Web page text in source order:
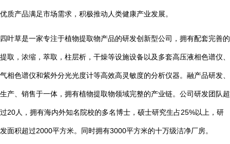
优质产品满足市场需求，积极推动人类健康产业发展。
四叶草是一家专注于植物提取物产品的研发创新型公司，拥有配套完善的
提取，浓缩，萃取，柱层析，干燥等设施设备以及多套高压液相色谱仪、
气相色谱仪和紫外分光光度计等高效高灵敏度的分析仪器。融产品研发、
生产、销售于一体，拥有植物提取物领域完整的产业链。公司研发团队超
过20人，拥有海内外知名院校的多名博士，硕士研究生占25%以上，研
发面积超过2000平方米。同时拥有3000平方米的十万级洁净厂房。